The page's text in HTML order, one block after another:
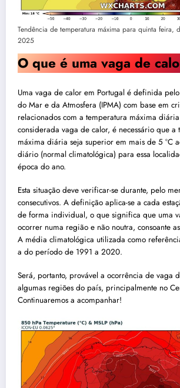
Tendência de temperatura máxima para quinta
2025
O que é uma vaga de
Uma vaga de calor em Portugal é definida pelo
do Mar e da Atmosfera (IPMA) com base em
relacionados com a temperatura máxima
considerada vaga de calor, é necessário que a
máxima diária seja superior em mais de 5 ºC
diário (normal climatológica) para essa
época do ano.
Esta situação deve verificar-se durante, pelo
consecutivos. A definição aplica-se a cada
de forma individual, o que significa que uma
ocorrer numa região e não noutra, consoante
A média climatológica utilizada como
a do período de 1991 a 2020.
Será, portanto, provável a ocorrência de vaga
algumas regiões do país, principalmente no
Continuaremos a acompanhar!